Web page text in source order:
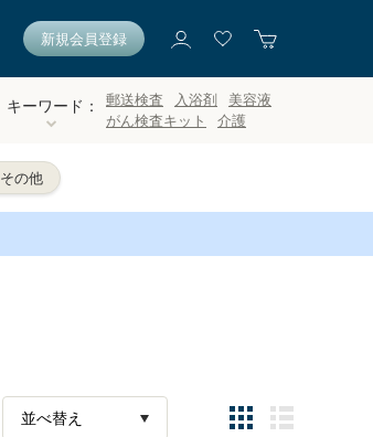
新規会員登録
キーワード： 郵送検査 入浴剤
美容液
がん検査キット
介護
その他